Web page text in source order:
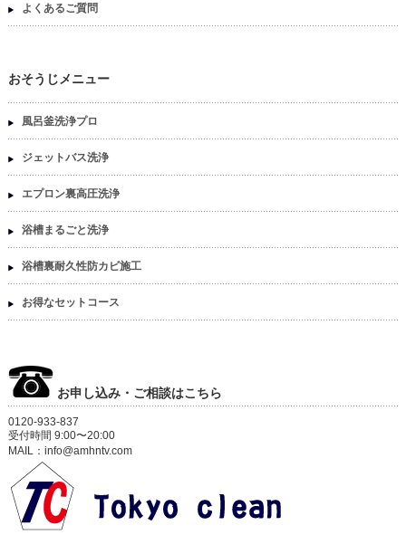
よくあるご質問
おそうじメニュー
風呂釜洗浄プロ
ジェットバス洗浄
エプロン裏高圧洗浄
浴槽まるごと洗浄
浴槽裏耐久性防カビ施工
お得なセットコース
お申し込み・ご相談はこちら
0120-933-837
受付時間 9:00〜20:00
MAIL：info@amhntv.com